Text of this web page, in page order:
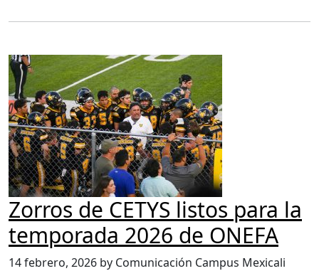
Zorros de CETYS listos para la
temporada 2026 de ONEFA
14 febrero, 2026 by Comunicación Campus Mexicali